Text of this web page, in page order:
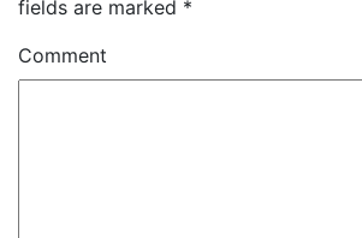
fields are marked *
Comment